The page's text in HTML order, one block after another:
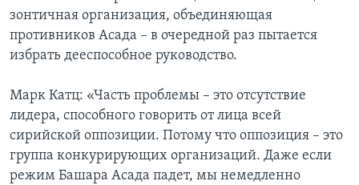
зонтичная организация, объединяющая
противников Асада – в очередной раз пытается
избрать дееспособное руководство.
Марк Катц: «Часть проблемы – это отсутствие
лидера, способного говорить от лица всей
сирийской оппозиции. Потому что оппозиция – это
группа конкурирующих организаций. Даже если
режим Башара Асада падет, мы немедленно